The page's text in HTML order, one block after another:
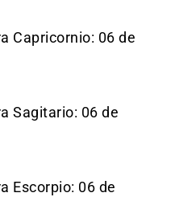
Capricornio: 06 de
Sagitario: 06 de
Escorpio: 06 de